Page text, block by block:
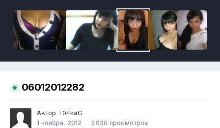
06012012282
Автор T04kaG
1 ноября, 2012
3 030 просмотров